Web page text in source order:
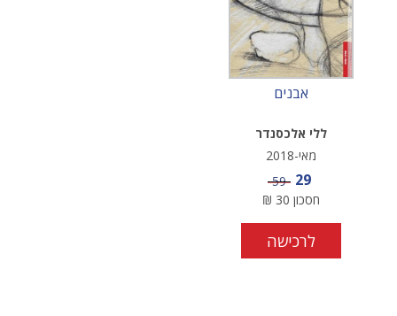
אבנים
ללי אלכסנדר
מאי-2018
מחיר מבצע
29 מחיר
59
חסכון 30
₪
לרכישה